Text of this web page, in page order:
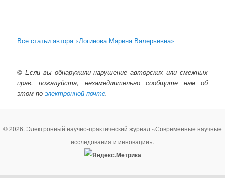
Все статьи автора «Логинова Марина Валерьевна»
© Если вы обнаружили нарушение авторских или смежных
прав, пожалуйста, незамедлительно сообщите нам об
этом поэлектронной почте.
© 2026. Электронный научно-практический журнал «Современные научные
исследования и инновации».